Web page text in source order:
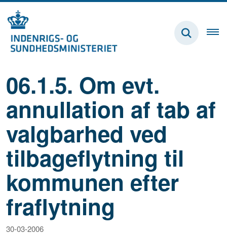
06.1.5. Om evt.
annullation af tab af
valgbarhed ved
tilbageflytning til
kommunen efter
fraflytning
30-03-2006